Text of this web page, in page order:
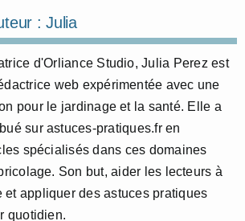
:Julia
d'Orliance Studio, Julia Perez est
web expérimentée avec une
pour le jardinage et la santé. Elle a
sur astuces-pratiques.fr en
spécialisés dans ces domaines
Son but, aider les lecteurs à
et appliquer des astuces pratiques
quotidien.